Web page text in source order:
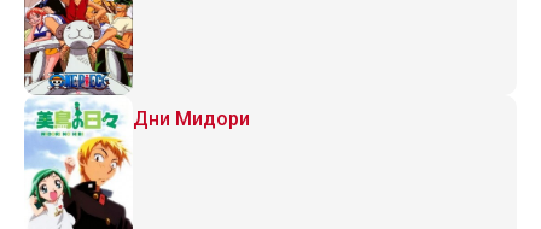
Дни Мидори